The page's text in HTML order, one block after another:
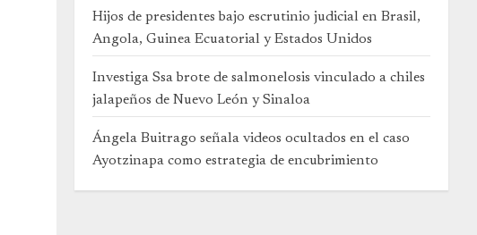
Hijos de presidentes bajo escrutinio judicial en Brasil,
Angola, Guinea Ecuatorial y Estados Unidos
Investiga Ssa brote de salmonelosis vinculado a chiles
jalapeños de Nuevo León y Sinaloa
Ángela Buitrago señala videos ocultados en el caso
Ayotzinapa como estrategia de encubrimiento